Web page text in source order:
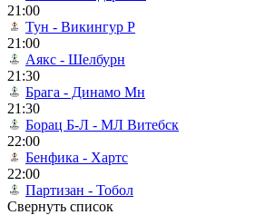
21:00
Тун - Викингур Р
21:00
Аякс - Шелбурн
21:30
Брага - Динамо Мн
21:30
Борац Б-Л - МЛ Витебск
22:00
Бенфика - Хартс
22:00
Партизан - Тобол
Свернуть список